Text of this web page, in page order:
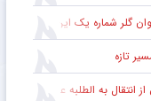
یک این تیم برای شروع لیگ
تازه
به الطلبه عراق